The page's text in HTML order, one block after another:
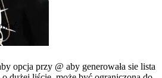
opcja przy @ aby generowała sie lista